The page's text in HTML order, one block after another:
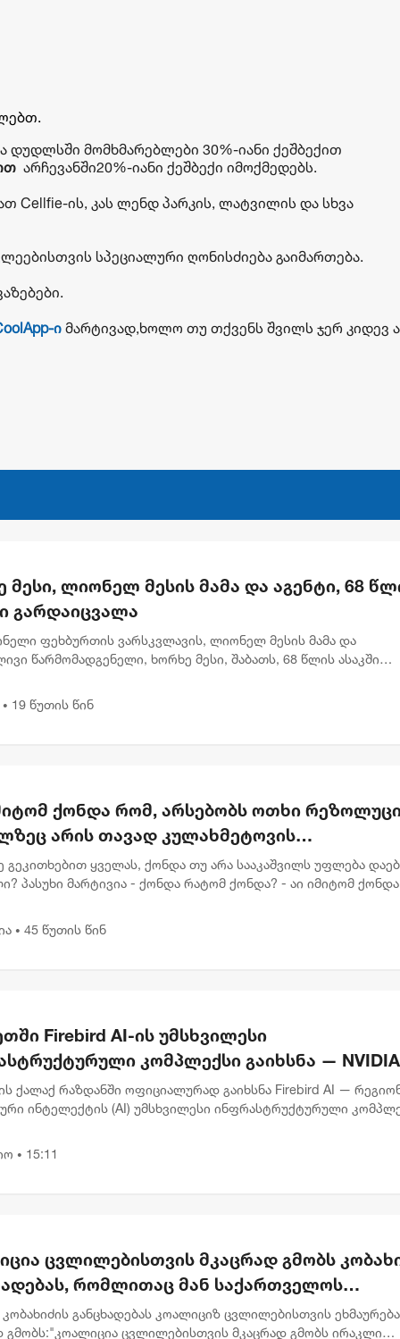
დუდლსში მომხმარებლები 30%-იანი ქეშბექით
არჩევანში20%-იანი ქეშბექი იმოქმედებს.
Cellfie-ის, კას ლენდ პარკის, ლატვილის და სხვა
სპეციალური ღონისძიება გაიმართება.
ი მარტივად,ხოლო თუ თქვენს შვილს ჯერ კიდევ
მესი, ლიონელ მესის მამა და აგენტი, 68
გარდაიცვალა
ფეხბურთის ვარსკვლავის, ლიონელ მესის მამა და
წარმომადგენელი, ხორხე მესი, შაბათს, 68 წლის ასაკში
Cen...
• 19 წუთის წინ
ქონდა რომ, არსებობს ოთხი
არის თავად კულახმეტოვის
- რას წერს გიორგი ფოფხაძე
გეკითხებით ყველას, ქონდა თუ არა სააკაშვილს უფლება
პასუხი მარტივია - ქონდა რატომ ქონდა? - აი იმიტომ
• 45 წუთის წინ
Firebird AI-ის უმსხვილესი
კომპლექსი გაიხსნა —
$5 მილიარდამდე ინვესტიცია
ქალაქ რაზდანში ოფიციალურად გაიხსნა Firebird AI —
ინტელექტის (AI) უმსხვილესი ინფრასტრუქტურული
• 15:11
ცვლილებისთვის მკაცრად გმობს
რომლითაც მან საქართველოს
საწინააღმდეგოდ ისტორიული
გააყალბა
განცხადებას კოალიციზ ცვლილებისთვის
გმობს:"კოალიცია ცვლილებისთვის მკაცრად გმობს ირაკლი